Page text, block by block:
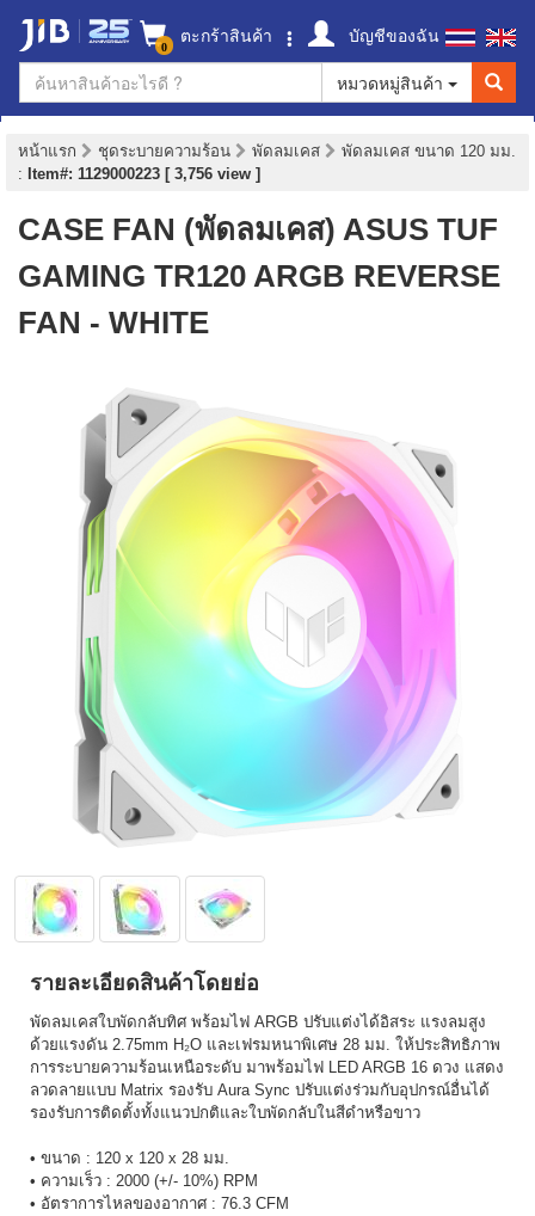
0 ตะกร้าสินค้า
บัญชีของฉัน
หมวดหมู่สินค้า
หน้าแรก ชุดระบายความร้อน พัดลมเคส
พัดลมเคส ขนาด 120 มม.
: Item#: 1129000223 [ 3,756 view ]
CASE FAN (พัดลมเคส) ASUS TUF
GAMING TR120 ARGB REVERSE
FAN - WHITE
รายละเอียดสินค้าโดยย่อ
พัดลมเคสใบพัดกลับทิศ พร้อมไฟ ARGB ปรับแต่งได้อิสระ แรงลมสูง
ด้วยแรงดัน 2.75mm H₂O และเฟรมหนาพิเศษ 28 มม. ให้ประสิทธิภาพ
การระบายความร้อนเหนือระดับ มาพร้อมไฟ LED ARGB 16 ดวง แสดง
ลวดลายแบบ Matrix รองรับ Aura Sync ปรับแต่งร่วมกับอุปกรณ์อื่นได้
รองรับการติดตั้งทั้งแนวปกติและใบพัดกลับในสีดำหรือขาว
• ขนาด : 120 x 120 x 28 มม.
• ความเร็ว : 2000 (+/- 10%) RPM
• อัตราการไหลของอากาศ : 76.3 CFM